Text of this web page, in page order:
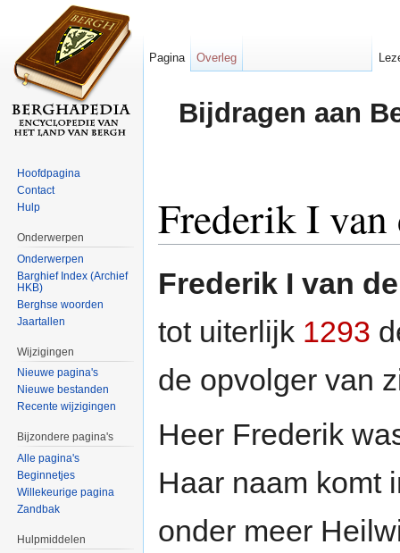
Bijdragen aan
Frederik I van
Frederik I van
tot uiterlijk 1293
de opvolger van
Heer Frederik
Haar naam komt
onder meer
Pagina Overleg
Hoofdpagina
Contact
Hulp
Onderwerpen
Onderwerpen
Barghief Index (Archief
HKB)
Berghse woorden
Jaartallen
Wijzigingen
Nieuwe pagina's
Nieuwe bestanden
Recente wijzigingen
Bijzondere pagina's
Alle pagina's
Beginnetjes
Willekeurige pagina
Zandbak
Hulpmiddelen